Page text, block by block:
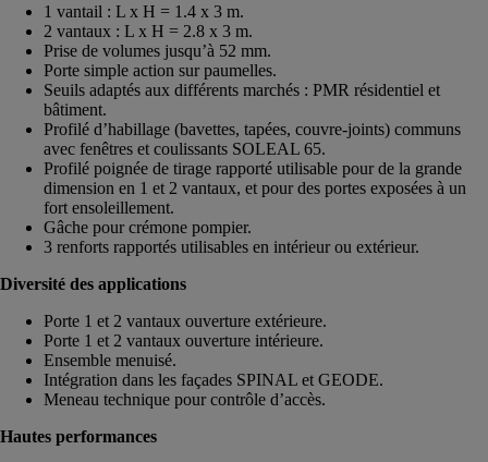
1 vantail : L x H = 1.4 x 3 m.
2 vantaux : L x H = 2.8 x 3 m.
Prise de volumes jusqu’à 52 mm.
Porte simple action sur paumelles.
Seuils adaptés aux différents marchés : PMR résidentiel et
bâtiment.
Profilé d’habillage (bavettes, tapées, couvre-joints) communs
avec fenêtres et coulissants SOLEAL 65.
Profilé poignée de tirage rapporté utilisable pour de la grande
dimension en 1 et 2 vantaux, et pour des portes exposées à un
fort ensoleillement.
Gâche pour crémone pompier.
3 renforts rapportés utilisables en intérieur ou extérieur.
Diversité des applications
Porte 1 et 2 vantaux ouverture extérieure.
Porte 1 et 2 vantaux ouverture intérieure.
Ensemble menuisé.
Intégration dans les façades SPINAL et GEODE.
Meneau technique pour contrôle d’accès.
Hautes performances